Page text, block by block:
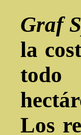
Graf
la
todo
Los